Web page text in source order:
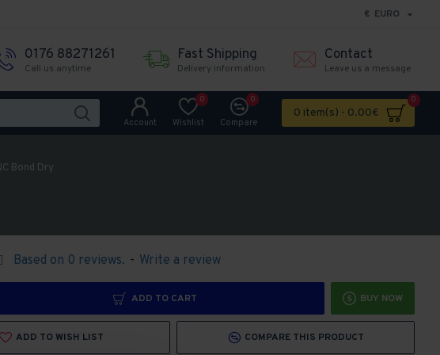
€ EURO
0176 88271261
Call us anytime
Fast Shipping
Delivery information
Contact
Leave us a message
Account Wishlist
0
Compare
0
0 item(s) - 0.00€
0
Bond Dry
Based on 0 reviews. - Write a review
ADD TO CART BUY NOW
ADD TO WISH LIST COMPARE THIS PRODUCT